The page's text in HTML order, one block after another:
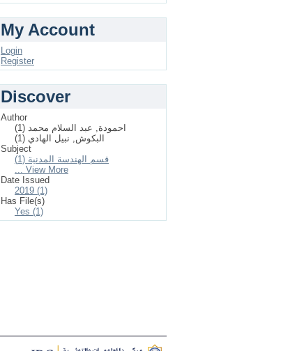
My Account
Login
Register
Discover
Author
احمودة, عبد السلام محمد (1)
البكوش, نبيل الهادي (1)
Subject
قسم الهندسة المدنية (1)
... View More
Date Issued
2019 (1)
Has File(s)
Yes (1)